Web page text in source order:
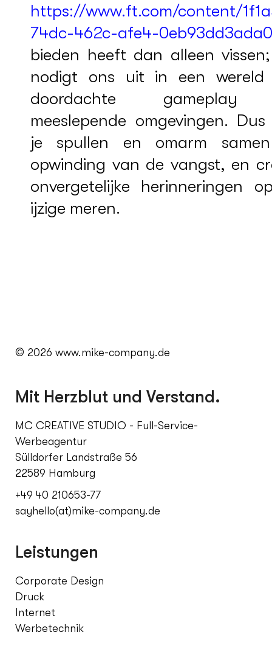
https://www.ft.com/content/
74dc-462c-afe4-0eb93dd3ada0
bieden heeft dan alleen
nodigt ons uit in een wereld
doordachte
meeslepende omgevingen.
je spullen en omarm
opwinding van de vangst, en
onvergetelijke herinneringen
ijzige meren.
© 2026 www.mike-company.de
Mit Herzblut und Verstand.
MC CREATIVE STUDIO - Full-Service-
Werbeagentur
Sülldorfer Landstraße 56
22589 Hamburg
+49 40 210653-77
sayhello(at)mike-company.de
Leistungen
Corporate Design
Druck
Internet
Werbetechnik